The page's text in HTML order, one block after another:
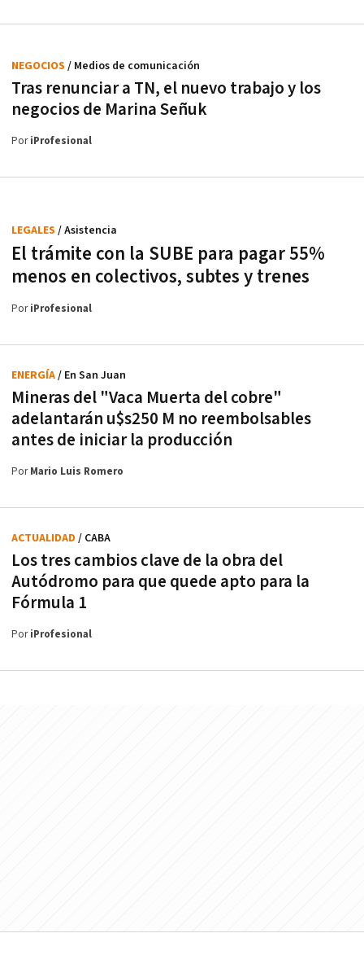
Tras renunciar a TN, el nuevo trabajo y los
negocios de Marina Señuk
NEGOCIOS / Medios de comunicación
PoriProfesional
El trámite con la SUBE para pagar 55%
menos en colectivos, subtes y trenes
LEGALES / Asistencia
PoriProfesional
Mineras del "Vaca Muerta del cobre"
adelantarán u$s250 M no reembolsables
antes de iniciar la producción
ENERGÍA/ En San Juan
PorMario Luis Romero
Los tres cambios clave de la obra del
Autódromo para que quede apto para la
Fórmula 1
ACTUALIDAD / CABA
PoriProfesional